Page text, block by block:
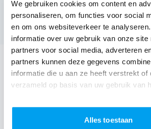
We gebruiken cookies om content en
personaliseren, om functies voor social
en om ons websiteverkeer te
informatie over uw gebruik van onze site
partners voor social media, adverteren
partners kunnen deze gegevens
informatie die u aan ze heeft verstrekt of
verzameld op basis van uw gebruik van
Alles toestaan
1 review over onze DJ's)
Bekijk alle feestlocaties
DJ boeken voor jouw feest in Studio
EenDJ boeken zonder zorgen in Studio
een reserve DJ. Wij zorgen dat het
voordat je een DJ voor jouw feest gaat